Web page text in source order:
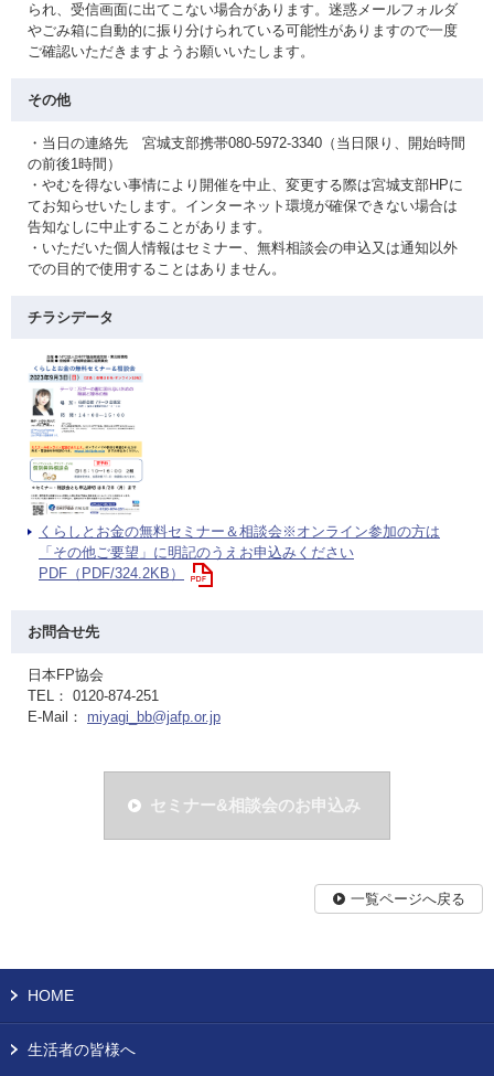
られ、受信画面に出てこない場合があります。迷惑メールフォルダ
やごみ箱に自動的に振り分けられている可能性がありますので一度
ご確認いただきますようお願いいたします。
その他
・当日の連絡先 宮城支部携帯080-5972-3340（当日限り、開始時間
の前後1時間）
・やむを得ない事情により開催を中止、変更する際は宮城支部HPに
てお知らせいたします。インターネット環境が確保できない場合は
告知なしに中止することがあります。
・いただいた個人情報はセミナー、無料相談会の申込又は通知以外
での目的で使用することはありません。
チラシデータ
くらしとお金の無料セミナー＆相談会※オンライン参加の方は
「その他ご要望」に明記のうえお申込みください
PDF（PDF/324.2KB）
お問合せ先
日本FP協会
TEL： 0120-874-251
E-Mail： miyagi_bb@jafp.or.jp
セミナー&相談会のお申込み
一覧ページへ戻る
HOME
生活者の皆様へ